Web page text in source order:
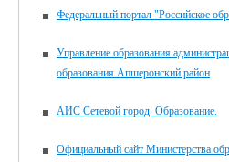
Федеральный портал "Российское
Управление образования
образования Апшеронский район
АИС Сетевой город. Образование.
Официальный сайт Министерства